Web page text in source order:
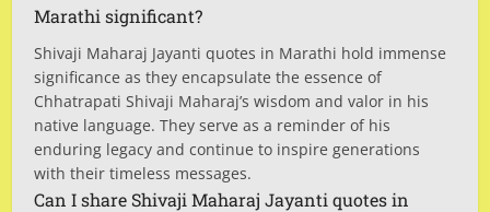
Marathi significant?
Shivaji Maharaj Jayanti quotes in Marathi hold immense
significance as they encapsulate the essence of
Chhatrapati Shivaji Maharaj’s wisdom and valor in his
native language. They serve as a reminder of his
enduring legacy and continue to inspire generations
with their timeless messages.
Can I share Shivaji Maharaj Jayanti quotes in